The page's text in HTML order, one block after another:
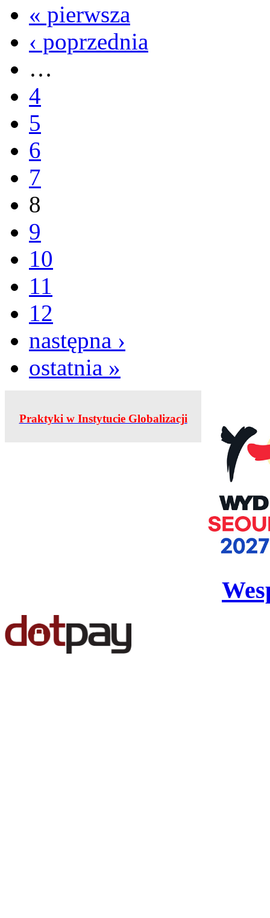
« pierwsza
‹ poprzednia
…
4
5
6
7
8
9
10
11
12
następna ›
ostatnia »
Praktyki w Instytucie Globalizacji